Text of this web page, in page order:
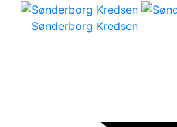
Sønderborg Kredsen